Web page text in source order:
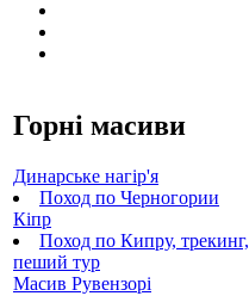
Горні масиви
Динарське нагір'я
Поход по Черногории
Кіпр
Поход по Кипру, трекинг,
пеший тур
Масив Рувензорі